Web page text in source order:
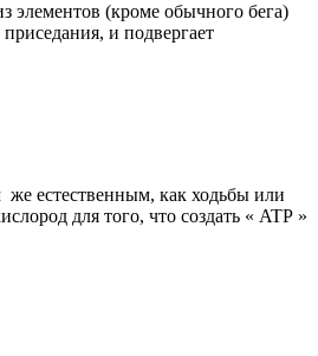
элементов (кроме обычного бега)
и подвергает
естественным, как ходьбы или
для того, что создать « ATP »